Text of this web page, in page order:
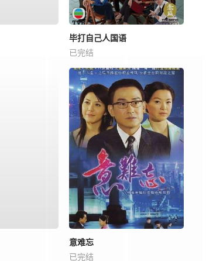
毕打自己人国语
已完结
意难忘
已完结